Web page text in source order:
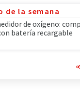
de la semana
de oxígeno:
batería recargable